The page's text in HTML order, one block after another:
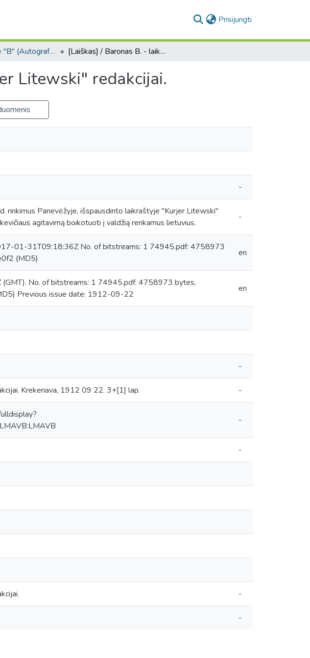
Prisijungti
Laiškai: raidė "B" (Autografų kolekcija. F7) [Laiškas] / Baronas B. - laikraščio "Kurjer Litewski" redakcijai.
Litewski" redakcijai.
-
Panevėžyje, išspausdinto laikraštyje "Kurjer Litewski"
agitavimą boikotuoti į valdžią renkamus lietuvius.
-
01-31T09:18:36Z No. of bitstreams: 1 74945.pdf: 4758973
(MD5)
en
No. of bitstreams: 1 74945.pdf: 4758973 bytes,
Previous issue date: 1912-09-22
en
-
Krekenava, 1912 09 22. 3+[1] lap. -
-
-
-
-